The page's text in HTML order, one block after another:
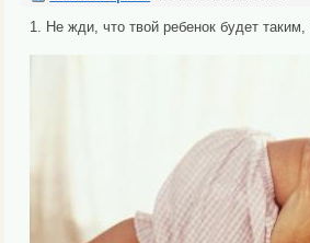
1. Не жди, что твой ребенок будет